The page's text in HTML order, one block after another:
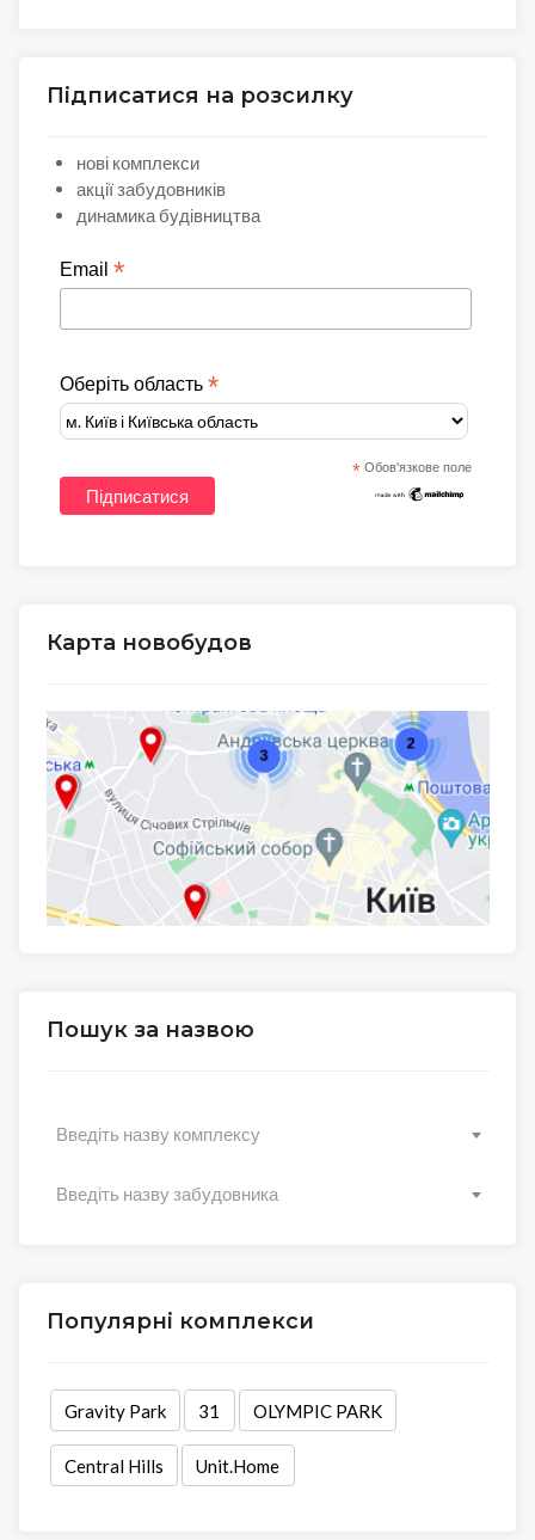
Підписатися на розсилку
нові комплекси
акції забудовників
динамика будівництва
Email *
Оберіть область *
* Обов'язкове поле
Карта новобудов
Пошук за назвою
Введіть назву комплексу
Введіть назву забудовника
Популярні комплекси
Gravity Park 31 OLYMPIC PARK
Central Hills Unit.Home